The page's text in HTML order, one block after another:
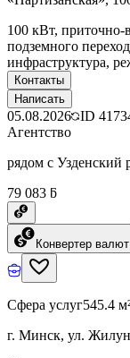
100 кВт, приточно-
подземного
инфраструктура,
Контакты
Написать
05.08.2026 ID
Агентство
рядом с Узденский
79 083 ƃ
Конвертер валют
Сфера услуг545.4
г. Минск, ул.